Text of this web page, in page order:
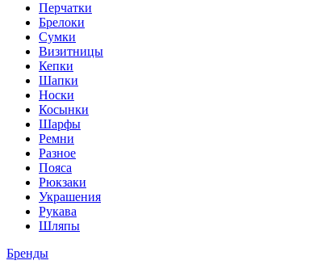
Перчатки
Брелоки
Сумки
Визитницы
Кепки
Шапки
Носки
Косынки
Шарфы
Ремни
Разное
Пояса
Рюкзаки
Украшения
Рукава
Шляпы
Бренды